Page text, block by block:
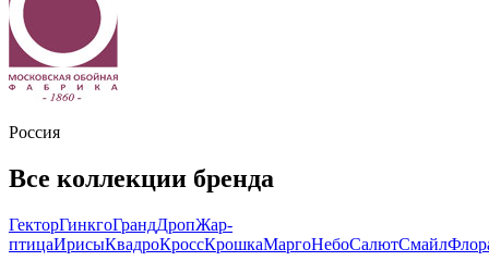
Россия
Все коллекции бренда
ГекторГинкгоГрандДропЖар-
птицаИрисыКвадроКроссКрошкаМаргоНебоСалютСмайл